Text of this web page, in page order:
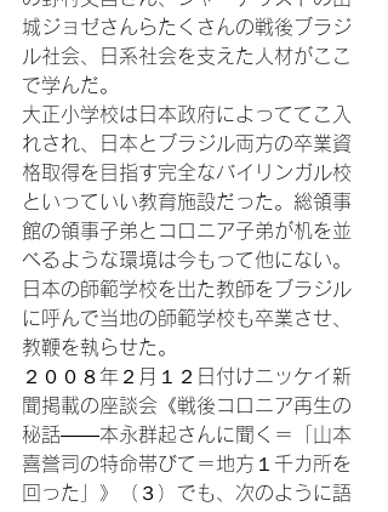
城ジョゼさんらたくさんの戦後ブラジ
ル社会、日系社会を支えた人材がここ
で学んだ。
大正小学校は日本政府によっててこ入
れされ、日本とブラジル両方の卒業資
格取得を目指す完全なバイリンガル校
といっていい教育施設だった。総領事
館の領事子弟とコロニア子弟が机を並
べるような環境は今もって他にない。
日本の師範学校を出た教師をブラジル
に呼んで当地の師範学校も卒業させ、
教鞭を執らせた。
２００８年２月１２日付けニッケイ新
聞掲載の座談会《戦後コロニア再生の
秘話――本永群起さんに聞く＝「山本
喜誉司の特命帯びて＝地方１千カ所を
回った」》
（３） でも、次のように語